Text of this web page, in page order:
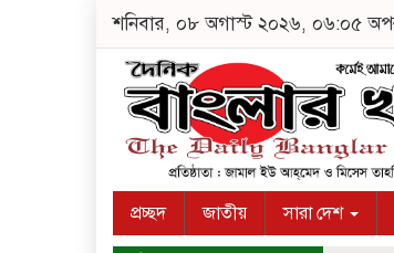
শনিবার, ০৮ অগাস্ট ২০২৬, ০৬:০৫
প্রচ্ছদ জাতীয় সারা দেশ